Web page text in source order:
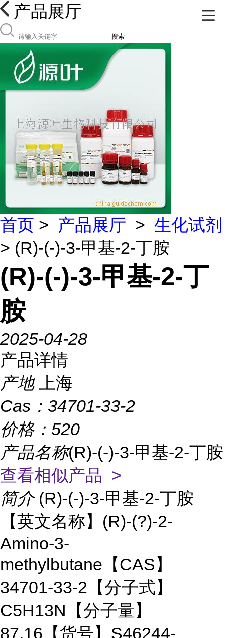
产品展厅
搜索
首页 > 产品展厅 > 生化试剂
> (R)-(-)-3-甲基-2-丁胺
(R)-(-)-3-甲基-2-丁
胺
2025-04-28
产品详情
产地
上海
Cas： 34701-33-2
价格： 520
产品名称(R)-(-)-3-甲基-2-丁胺
查看相似产品 >
简介 (R)-(-)-3-甲基-2-丁胺
【英文名称】(R)-(?)-2-
Amino-3-
methylbutane【CAS】
34701-33-2【分子式】
C5H13N【分子量】
87.16【货号】S46244-